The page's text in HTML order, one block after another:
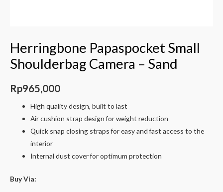
Herringbone Papaspocket Small
Shoulderbag Camera – Sand
Rp965,000
High quality design, built to last
Air cushion strap design for weight reduction
Quick snap closing straps for easy and fast access to the
interior
Internal dust cover for optimum protection
Buy Via: